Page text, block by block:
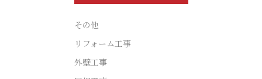
その他
リフォーム工事
外壁工事